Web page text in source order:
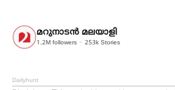
മറുനാടന്‍ മലയാളി
1.2M followers 253k Stories
Dailyhunt